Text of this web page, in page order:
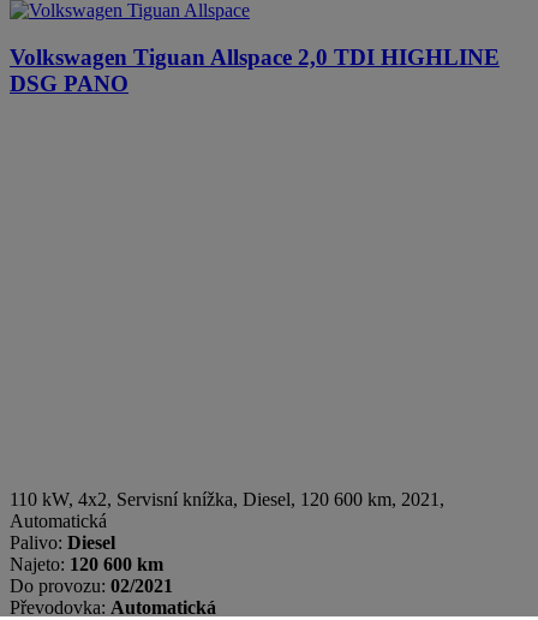
Volkswagen Tiguan Allspace 2,0 TDI HIGHLINE
DSG PANO
110 kW, 4x2, Servisní knížka, Diesel, 120 600 km, 2021,
Automatická
Palivo: Diesel
Najeto: 120 600 km
Do provozu: 02/2021
Převodovka: Automatická